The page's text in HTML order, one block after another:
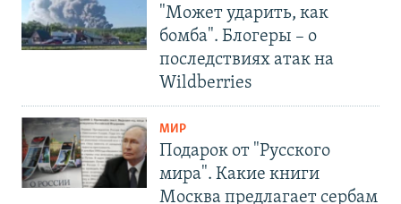
"Может ударить, как
бомба". Блогеры – о
последствиях атак на
Wildberries
МИР
Подарок от "Русского
мира". Какие книги
Москва предлагает сербам